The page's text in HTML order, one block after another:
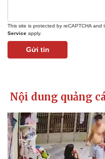
This site is protected by reCAPTCHA and
Service apply.
Gửi tin